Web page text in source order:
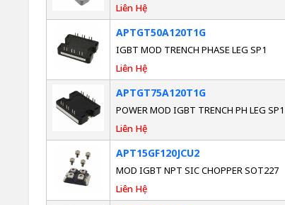
Liên Hệ
APTGT50A120T1G
IGBT MOD TRENCH PHASE LEG SP1
Liên Hệ
APTGT75A120T1G
POWER MOD IGBT TRENCH PH LEG SP1
Liên Hệ
APT15GF120JCU2
MOD IGBT NPT SIC CHOPPER SOT227
Liên Hệ